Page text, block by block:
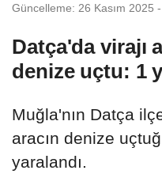
Güncelleme: 26 Kasım 2025
Datça'da virajı
denize uçtu: 1
Muğla'nın Datça
aracın denize
yaralandı.